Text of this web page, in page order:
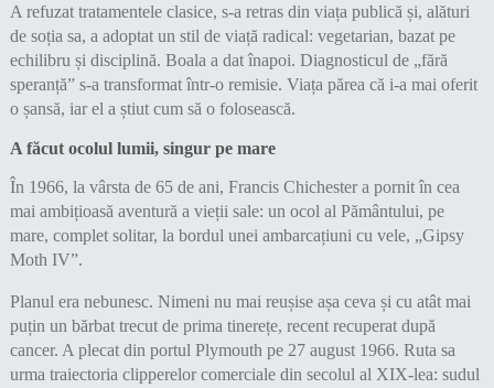
A refuzat tratamentele clasice, s-a retras din viața publică și, alături
de soția sa, a adoptat un stil de viață radical: vegetarian, bazat pe
echilibru și disciplină. Boala a dat înapoi. Diagnosticul de „fără
speranță” s-a transformat într-o remisie. Viața părea că i-a mai oferit
o șansă, iar el a știut cum să o folosească.
A făcut ocolul lumii, singur pe mare
În 1966, la vârsta de 65 de ani, Francis Chichester a pornit în cea
mai ambițioasă aventură a vieții sale: un ocol al Pământului, pe
mare, complet solitar, la bordul unei ambarcațiuni cu vele, „Gipsy
Moth IV”.
Planul era nebunesc. Nimeni nu mai reușise așa ceva și cu atât mai
puțin un bărbat trecut de prima tinerețe, recent recuperat după
cancer. A plecat din portul Plymouth pe 27 august 1966. Ruta sa
urma traiectoria clipperelor comerciale din secolul al XIX-lea: sudul